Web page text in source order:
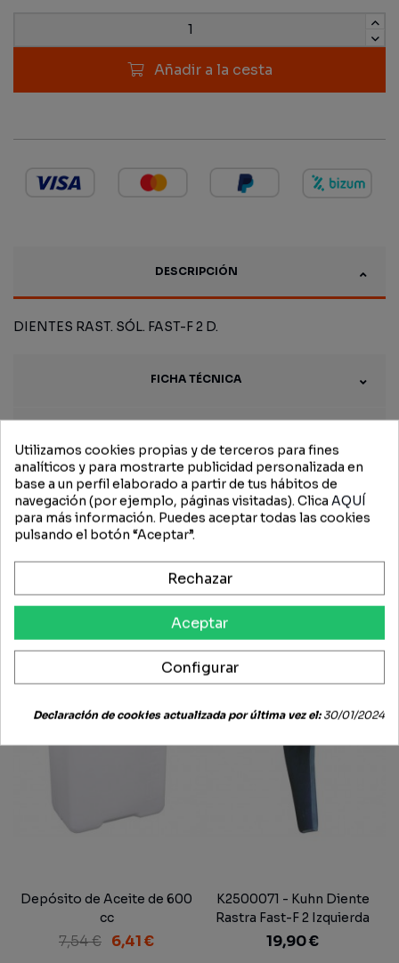
Añadir a la cesta
DESCRIPCIÓN
DIENTES RAST. SÓL. FAST-F 2 D.
FICHA TÉCNICA
Productos
relacionados
-15%
Depósito de Aceite de 600
cc
7,54 € 6,41 €
K2500071 - Kuhn Diente
Rastra Fast-F 2 Izquierda
290 mm.
19,90 €
Utilizamos cookies propias y de terceros para fines
analíticos y para mostrarte publicidad personalizada en
base a un perfil elaborado a partir de tus hábitos de
navegación (por ejemplo, páginas visitadas). Clica AQUÍ
para más información. Puedes aceptar todas las cookies
pulsando el botón “Aceptar”.
Rechazar
Aceptar
Configurar
Declaración de cookies actualizada por última vez el:30/01/2024